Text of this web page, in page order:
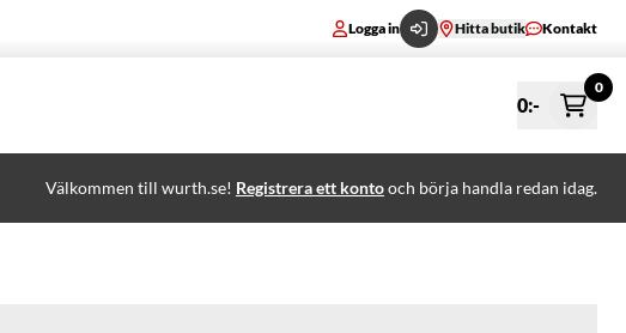
Logga in Hitta butik Kontakt
0:-
0
Välkommen till wurth.se! Registrera ett kontooch börja handla redan idag.